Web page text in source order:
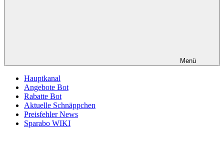
Menü
Hauptkanal
Angebote Bot
Rabatte Bot
Aktuelle Schnäppchen
Preisfehler News
Sparabo WIKI